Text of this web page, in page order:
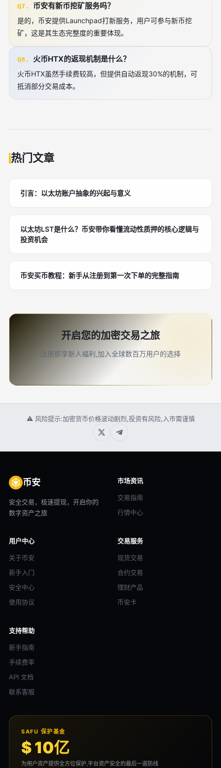
Q7. 币安有新币挖矿服务吗？
是的，币安提供Launchpad打新服务，用户可参与新币挖
矿，这是其生态完整度的重要体现。
Q8. 火币HTX的返现机制是什么？
火币HTX虽然手续费较高，但提供自动返现30%的机制，可
抵消部分交易成本。
热门文章
引言：以太坊账户抽象的兴起与意义
以太坊LST是什么？币安带你看懂流动性质押的核心逻辑与
投资机会
币安买币教程：新手从注册到第一次下单的完整指南
开启您的加密交易之旅
注册即享新人福利,加入全球数百万用户的选择
⚠ 风险提示:加密货币价格波动剧烈,投资有风险,入市需谨慎
币安
安全交易，极速提现，开启你的
数字资产之旅
市场资讯
交易指南
行情中心
用户中心
关于币安
新手入门
安全中心
使用协议
交易服务
现货交易
合约交易
理财产品
币安卡
支持帮助
新手指南
手续费率
API 文档
联系客服
SAFU 保护基金
$ 10亿
为用户资产提供全方位保护,平台资产安全的最后一道防线